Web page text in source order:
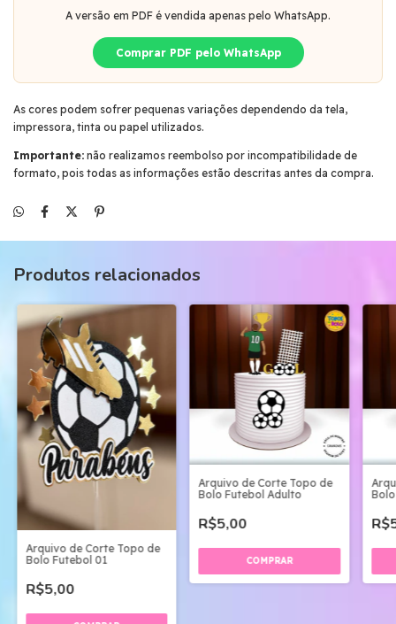
A versão em PDF é vendida apenas pelo WhatsApp.
Comprar PDF pelo WhatsApp
As cores podem sofrer pequenas variações dependendo da tela,
impressora, tinta ou papel utilizados.
Importante: não realizamos reembolso por incompatibilidade de
formato, pois todas as informações estão descritas antes da compra.
Produtos relacionados
Arquivo de Corte Topo de
Bolo Futebol 01
R$5,00
Arquivo de Corte Topo de
Bolo Futebol Adulto
R$5,00